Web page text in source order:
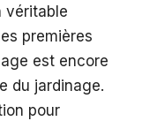
véritable
premières
est encore
du jardinage.
pour